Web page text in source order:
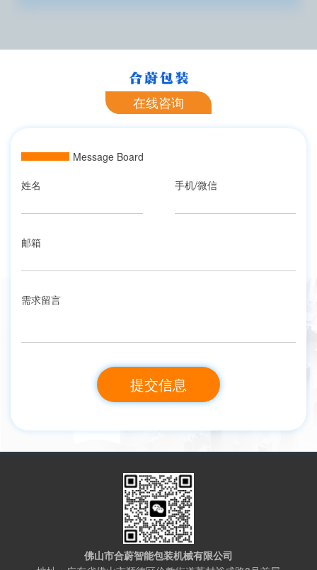
在线咨询
Message Board
姓名
手机/微信
邮箱
需求留言
佛山市合蔚智能包装机械有限公司